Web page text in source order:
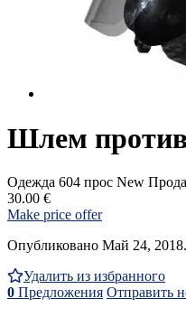
Шлем
Одежда 604 прос New
30.00 €
Make price offer
Опубликовано Май 24,
Удалить из избранного
0 Предложения Отправить